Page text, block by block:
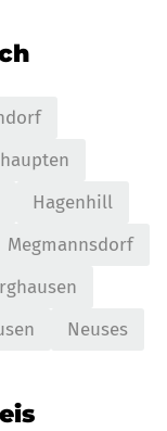
Hagenhill
Megmannsdorf
Neuses